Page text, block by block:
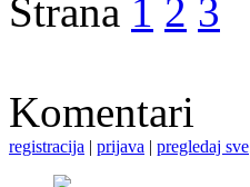
Strana 1 2 3
Komentari
registracija | prijava | pregledaj sve